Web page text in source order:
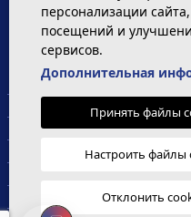
САМЫЕ
Новая квартира
Недвижимость
Недвижимость в
персонализации
посещений и
сервисов.
Дополнительная
Принять файлы
Настроить файлы
Отклонить